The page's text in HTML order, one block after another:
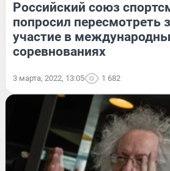
Российский союз
попросил пересмотреть
участие в
соревнованиях
3 марта, 2022, 13:05 1 682